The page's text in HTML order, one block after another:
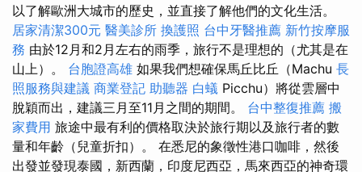
以了解歐洲大城市的歷史，並直接了解他們的文化生活。
居家清潔300元 醫美診所 換護照 台中牙醫推薦 新竹按摩服
務 由於12月和2月左右的雨季，旅行不是理想的（尤其是在
山上）。 台胞證高雄 如果我們想確保馬丘比丘（Machu 長
照服務與建議 商業登記 助聽器 白蟻 Picchu）將從雲層中
脫穎而出，建議三月至11月之間的期間。 台中整復推薦 搬
家費用 旅途中最有利的價格取決於旅行期以及旅行者的數
量和年齡（兒童折扣）。 在悉尼的象徵性港口咖啡，然後
出發並發現泰國，新西蘭，印度尼西亞，馬來西亞的神奇環